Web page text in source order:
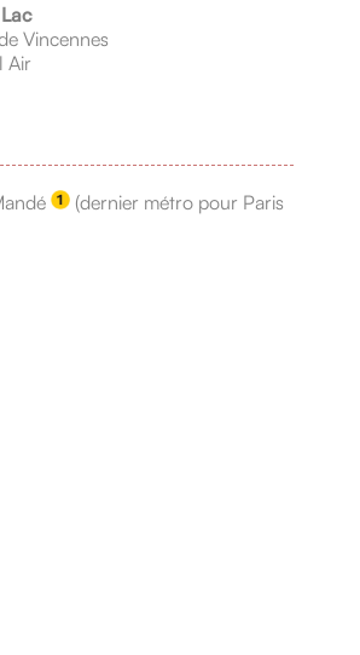
Vincennes
Air
(dernier métro pour Paris